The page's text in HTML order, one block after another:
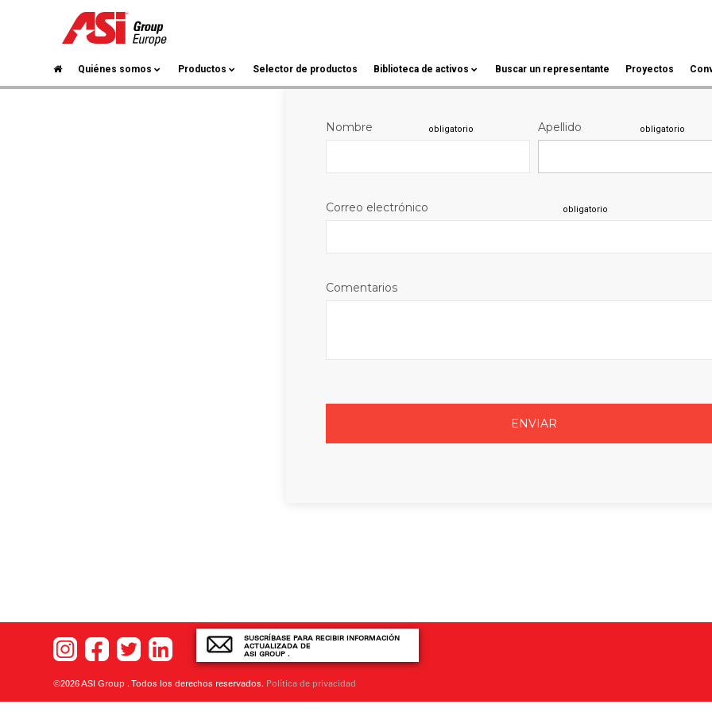
Quiénes somos Productos Selector de productos Biblioteca de activos Buscar un representante Proyectos
Boletín
Nombre obligatorio Apellido obligatorio
Correo electrónico obligatorio
Comentarios
SUSCRÍBASE PARA RECIBIR INFORMACIÓN
ACTUALIZADA DE
ASI GROUP .
©2026 ASI Group . Todos los derechos reservados. Política de privacidad